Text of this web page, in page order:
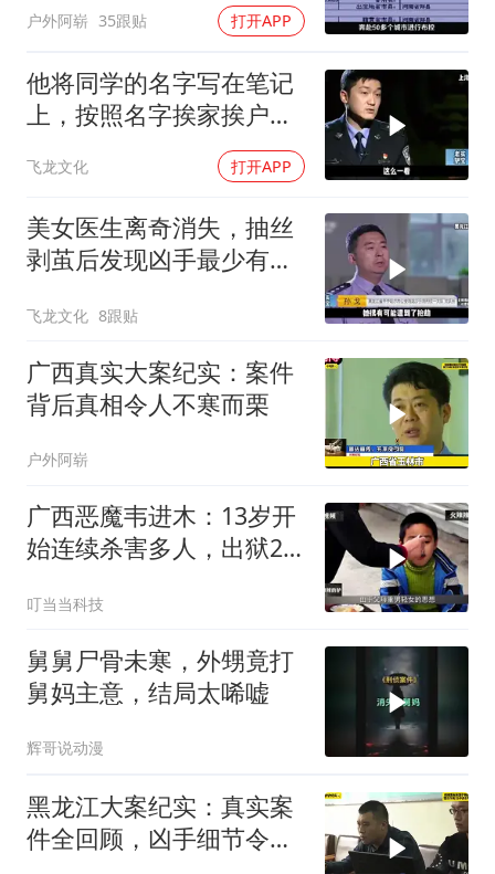
户外阿崭 35跟贴 打开APP
他将同学的名字写在笔记
上，按照名字挨家挨户去
飞龙文化 打开APP
美女医生离奇消失，抽丝
剥茧后发现凶手最少有五
飞龙文化 8跟贴
广西真实大案纪实：案件
背后真相令人不寒而栗
户外阿崭
广西恶魔韦进木：13岁开
始连续杀害多人，出狱2
叮当当科技
舅舅尸骨未寒，外甥竟打
舅妈主意，结局太唏嘘
辉哥说动漫
黑龙江大案纪实：真实案
件全回顾，凶手细节令人